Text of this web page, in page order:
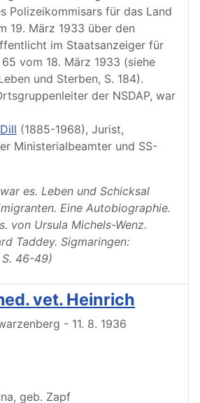
Polizeikommisars für das Land
19. März 1933 über den
im Staatsanzeiger für
vom 18. März 1933 (siehe
und Sterben, S. 184).
der NSDAP, war
(1885-1968), Jurist,
Ministerialbeamter und SS-
es. Leben und Schicksal
Eine Autobiographie.
von Ursula Michels-Wenz.
Taddey. Sigmaringen:
46-49)
vet. Heinrich
- 11. 8. 1936
geb. Zapf